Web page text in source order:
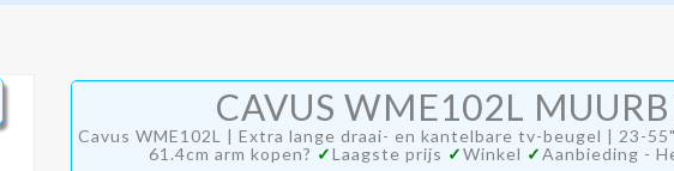
Actieprijs t/m Zaterdag!
Winkel open: di t/m za • 09:00–17:00
CAVUS WME102L
Cavus WME102L | Extra lange draai- en kantelbare tv-beugel | 23-
61.4cm arm kopen? ✓Laagste prijs ✓Winkel ✓Aanbieding -